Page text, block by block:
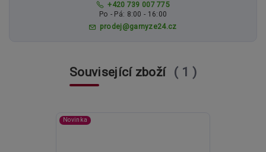
+420 739 007 775
Po - Pá: 8:00 - 16:00
prodej@garnyze24.cz
Související zboží 1
Novinka